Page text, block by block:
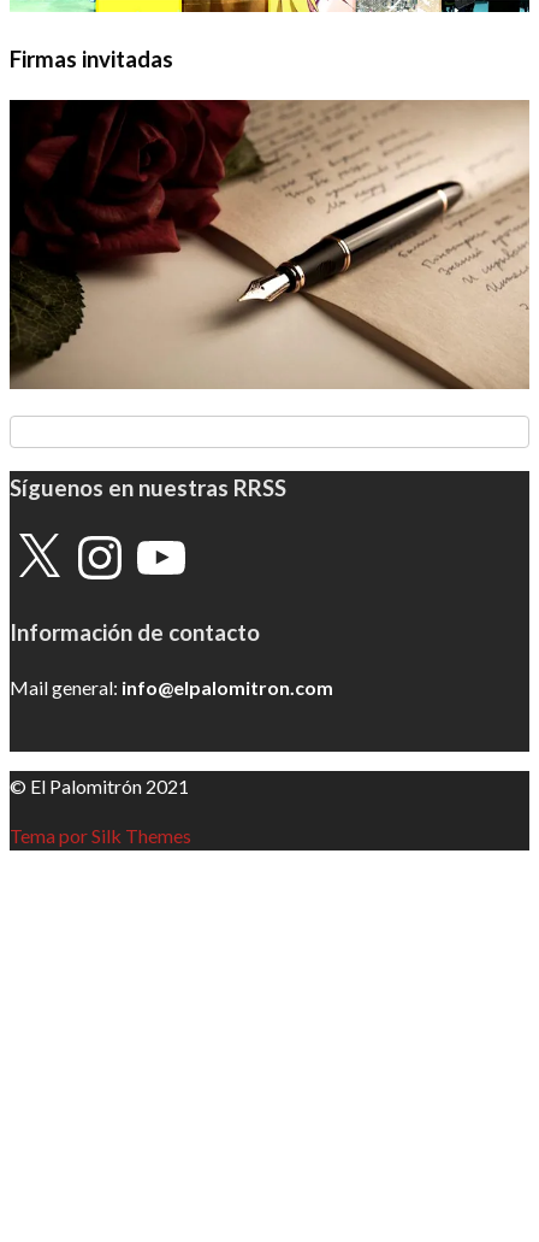
Firmas invitadas
Síguenos en nuestras RRSS
X InstagramYouTube
Información de contacto
Mail general: info@elpalomitron.com
© El Palomitrón 2021
Tema por Silk Themes